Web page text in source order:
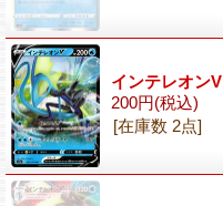
インテレオンV
200円(税込)
[在庫数 2点]